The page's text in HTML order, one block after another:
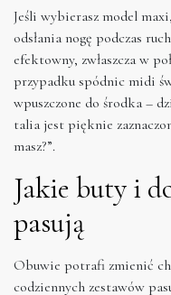
Jeśli wybierasz model
odsłania nogę podczas
efektowny, zwłaszcza w
przypadku spódnic midi
wpuszczone do środka –
talia jest pięknie
masz?”.
Jakie buty i
pasują
Obuwie potrafi zmienić
codziennych zestawów